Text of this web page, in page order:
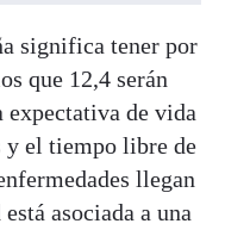
significa tener por
que 12,4 serán
expectativa de vida
y el tiempo libre de
llegan
asociada a una